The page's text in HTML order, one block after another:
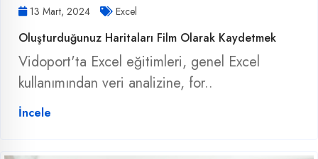
13 Mart, 2024 Excel
Oluşturduğunuz Haritaları Film Olarak Kaydetmek
Vidoport'ta Excel eğitimleri, genel Excel
kullanımından veri analizine, for..
İncele